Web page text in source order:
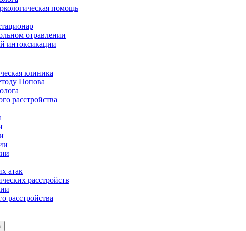
помощь
отравлении
интоксикации
клиника
Попова
расстройства
атак
расстройств
расстройства